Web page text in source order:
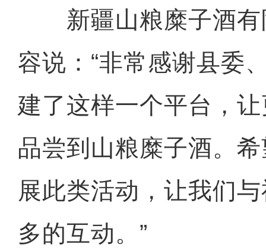
新疆山粮糜子酒有
容说：“非常感谢县委
建了这样一个平台，
品尝到山粮糜子酒。
展此类活动，让我们
多的互动。”